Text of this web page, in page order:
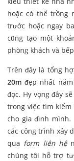
hoặc có thể trồng
trước hoặc ngay
cũng tạo một
phòng khách và
Trên đây là tổng
20m đẹp nhất
đọc. Hy vọng đây
trong việc tìm
cho gia đình
các công trình xây
qua form liên hệ
chúng tôi hỗ trợ